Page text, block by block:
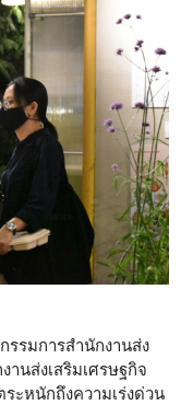
รรมการสำนักงานส่ง
านส่งเสริมเศรษฐกิจ
ระหนักถึงความเร่งด่วน